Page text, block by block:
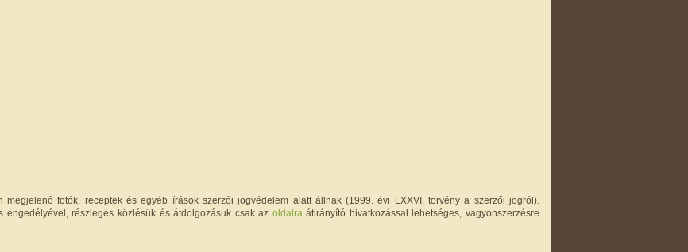
megjelenő fotók, receptek és egyéb írások szerzői jogvédelem alatt állnak (1999. évi LXXVI. törvény a szerzői jogról).
engedélyével, részleges közlésük és átdolgozásuk csak az oldalraátirányító hivatkozással lehetséges, vagyonszerzésre